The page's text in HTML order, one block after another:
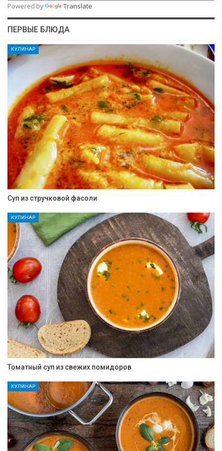
Powered by Translate
ПЕРВЫЕ БЛЮДА
КУЛИНАР
Суп из стручковой фасоли
КУЛИНАР
Томатный суп из свежих помидоров
КУЛИНАР